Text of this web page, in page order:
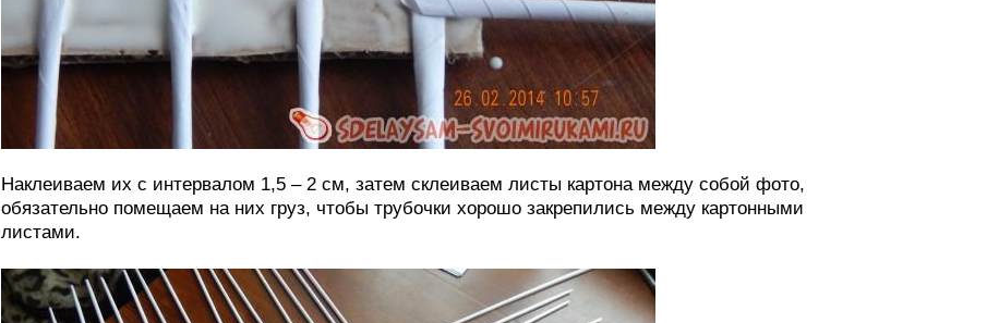
Наклеиваем их с интервалом 1,5 – 2 см, затем склеиваем листы картона между собой фото,
обязательно помещаем на них груз, чтобы трубочки хорошо закрепились между картонными
листами.